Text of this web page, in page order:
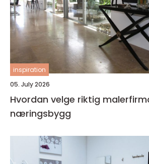
inspiration
05. July 2026
Hvordan velge riktig
næringsbygg